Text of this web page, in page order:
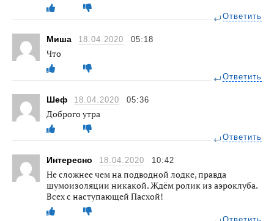
Ответить
Миша 18.04.2020 05:18
Что
Ответить
Шеф 18.04.2020 05:36
Доброго утра
Ответить
Интересно 18.04.2020 10:42
Не сложнее чем на подводной лодке, правда
шумоизоляции никакой. Ждём ролик из аэроклуба.
Всех с наступающей Пасхой!